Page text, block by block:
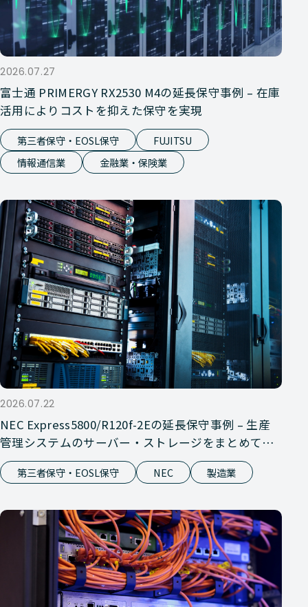
2026.07.27
富士通 PRIMERGY RX2530 M4の延長保守事例 – 在庫
活用によりコストを抑えた保守を実現
第三者保守・EOSL保守
FUJITSU
情報通信業
金融業・保険業
2026.07.22
NEC Express5800/R120f-2Eの延長保守事例 – 生産
管理システムのサーバー・ストレージをまとめて延
長保守
第三者保守・EOSL保守 NEC 製造業